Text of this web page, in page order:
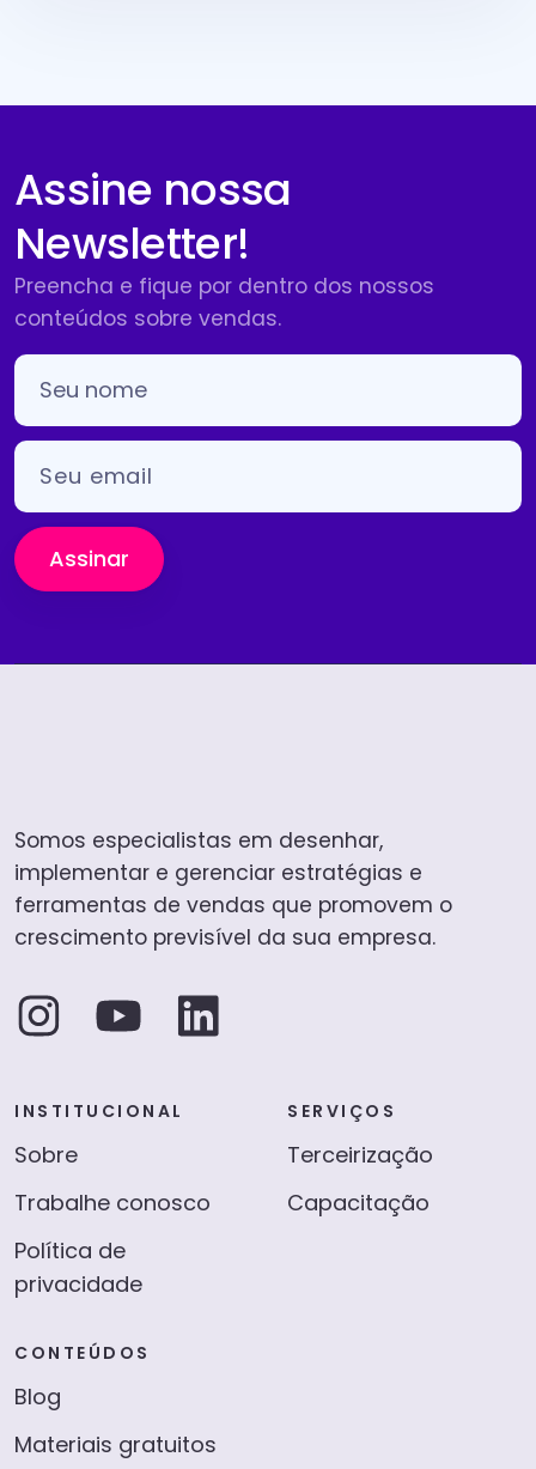
Assine nossa
Newsletter!
Preencha e fique por dentro dos nossos
conteúdos sobre vendas.
Assinar
Somos especialistas em desenhar,
implementar e gerenciar estratégias e
ferramentas de vendas que promovem o
crescimento previsível da sua empresa.
INSTITUCIONAL
Sobre
Trabalhe conosco
Política de
privacidade
SERVIÇOS
Terceirização
Capacitação
CONTEÚDOS
Blog
Materiais gratuitos